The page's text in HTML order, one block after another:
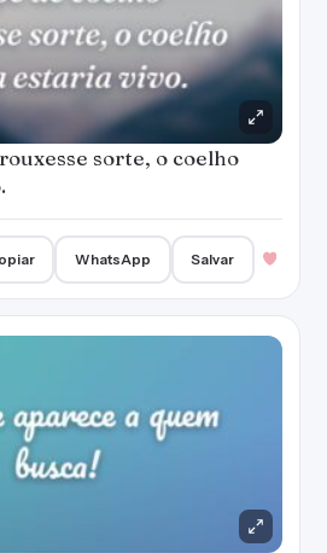
sorte, o coelho
WhatsApp Salvar